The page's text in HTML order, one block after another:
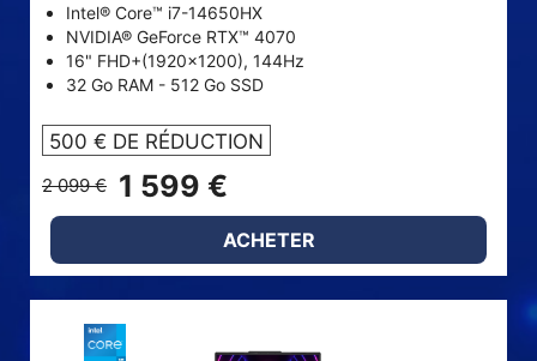
Intel® Core™ i7-14650HX
NVIDIA® GeForce RTX™ 4070
16" FHD+(1920x1200), 144Hz
32 Go RAM - 512 Go SSD
500 € DE RÉDUCTION
2 099 € 1 599 €
ACHETER